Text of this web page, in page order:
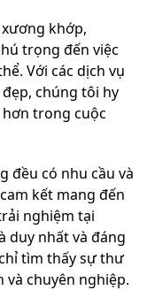
khớp,
trọng đến việc
Với các dịch vụ
chúng tôi hy
trong cuộc
đều có nhu cầu và
kết mang đến
nghiệm tại
duy nhất và đáng
tìm thấy sự thư
và chuyên nghiệp.